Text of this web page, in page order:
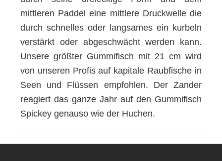
mittleren Paddel eine mittlere Druckwelle die
durch schnelles oder langsames ein kurbeln
verstärkt oder abgeschwächt werden kann.
Unsere größter Gummifisch mit 21 cm wird
von unseren Profis auf kapitale Raubfische in
Seen und Flüssen empfohlen. Der Zander
reagiert das ganze Jahr auf den Gummifisch
Spickey genauso wie der Huchen.